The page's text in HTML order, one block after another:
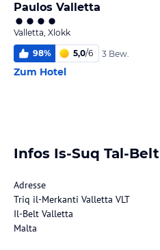
Paulos Valletta
Valletta, Xlokk
98% 5,0/6 3 Bew.
Zum Hotel
Infos Is-Suq Tal-Belt
Adresse
Triq il-Merkanti Valletta VLT
Il-Belt Valletta
Malta